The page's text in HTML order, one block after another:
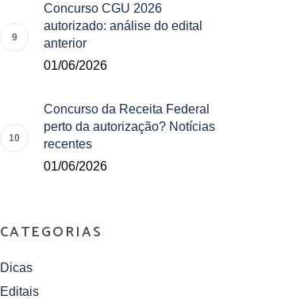
Concurso CGU 2026
autorizado: análise do edital
anterior
01/06/2026
Concurso da Receita Federal
perto da autorização? Notícias
recentes
01/06/2026
CATEGORIAS
Dicas
Editais